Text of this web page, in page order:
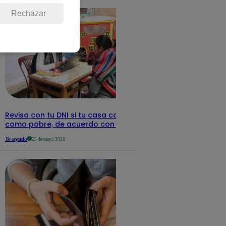
Revisa con tu DNI si tu casa califica
como pobre, de acuerdo con el Sisfoh
Te ayudo 25 de mayo 2026
Rechazar